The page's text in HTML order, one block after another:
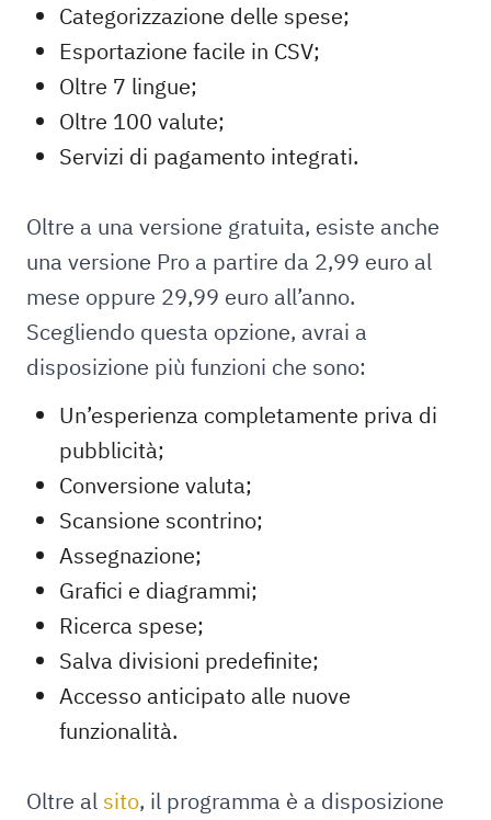
Categorizzazione delle spese;
Esportazione facile in CSV;
Oltre 7 lingue;
Oltre 100 valute;
Servizi di pagamento integrati.
Oltre a una versione gratuita, esiste anche
una versione Pro a partire da 2,99 euro al
mese oppure 29,99 euro all’anno.
Scegliendo questa opzione, avrai a
disposizione più funzioni che sono:
Un’esperienza completamente priva di
pubblicità;
Conversione valuta;
Scansione scontrino;
Assegnazione;
Grafici e diagrammi;
Ricerca spese;
Salva divisioni predefinite;
Accesso anticipato alle nuove
funzionalità.
Oltre al sito, il programma è a disposizione